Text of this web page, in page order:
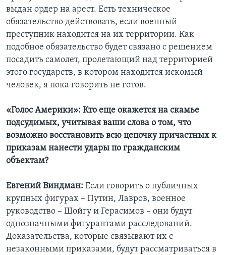
выдан ордер на арест. Есть техническое
обязательство действовать, если военный
преступник находится на их территории. Как
подобное обязательство будет связано с решением
посадить самолет, пролетающий над территорией
этого государств, в котором находится искомый
человек, я пока говорить не готов.
«Голос Америки»: Кто еще окажется на скамье
подсудимых, учитывая ваши слова о том, что
возможно восстановить всю цепочку причастных к
приказам нанести удары по гражданским
объектам?
Евгений Виндман: Если говорить о публичных
крупных фигурах – Путин, Лавров, военное
руководство – Шойгу и Герасимов – они будут
однозначными фигурантами расследований.
Доказательства, которые связывают их с
незаконными приказами, будут рассматриваться в